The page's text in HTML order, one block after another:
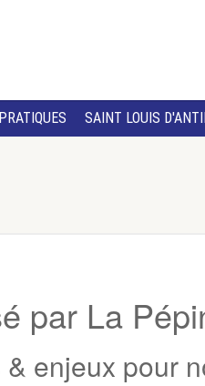
SAINT LOUIS
par La
enjeux pour